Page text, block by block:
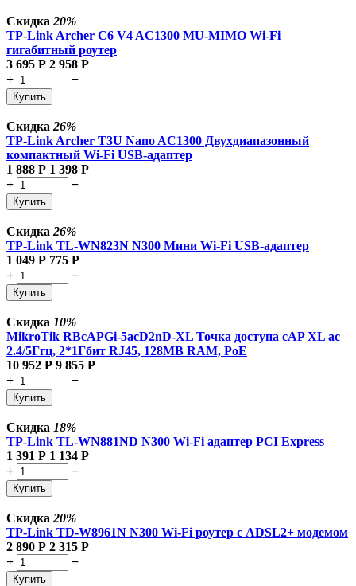
Скидка 20%
TP-Link Archer C6 V4 AC1300 MU-MIMO Wi-Fi
гигабитный роутер
3 695 Р 2 958 Р
+
−
Купить
Скидка 26%
TP-Link Archer T3U Nano AC1300 Двухдиапазонный
компактный Wi-Fi USB-адаптер
1 888 Р 1 398 Р
+
−
Купить
Скидка 26%
TP-Link TL-WN823N N300 Мини Wi-Fi USB-адаптер
1 049 Р 775 Р
+
−
Купить
Скидка 10%
MikroTik RBcAPGi-5acD2nD-XL Точка доступа cAP XL ac
2.4/5Ггц, 2*1Гбит RJ45, 128MB RAM, PoE
10 952 Р 9 855 Р
+
−
Купить
Скидка 18%
TP-Link TL-WN881ND N300 Wi-Fi адаптер PCI Express
1 391 Р 1 134 Р
+
−
Купить
Скидка 20%
TP-Link TD-W8961N N300 Wi-Fi роутер с ADSL2+ модемом
2 890 Р 2 315 Р
+
−
Купить